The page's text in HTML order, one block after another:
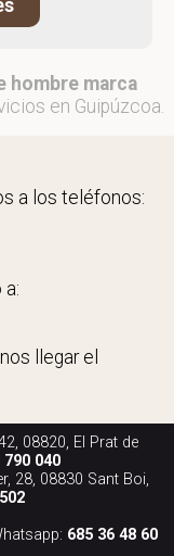
hombre marca
en Guipúzcoa.
a los teléfonos:
llegar el
08820, El Prat de
790 040
28, 08830 Sant Boi,
685 36 48 60